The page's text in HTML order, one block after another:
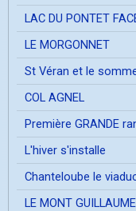
LAC DU PONTET
LE MORGONNET
St Véran et le
COL AGNEL
Première GRANDE
L'hiver s'installe
Chanteloube le
LE MONT GUILLAUME